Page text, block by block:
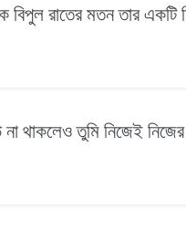
বিপুল রাতের মতন তার একটি
থাকলেও তুমি নিজেই